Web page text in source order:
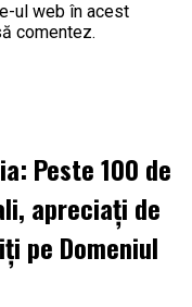
ul web în acest
comentez.
Peste 100 de
apreciați de
pe Domeniul